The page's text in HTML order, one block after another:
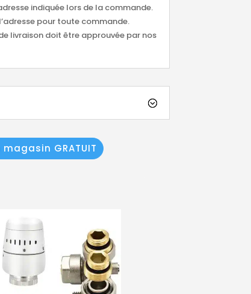
indiquée lors de la commande.
pour toute commande.
livraison doit être approuvée par nos
GRATUIT